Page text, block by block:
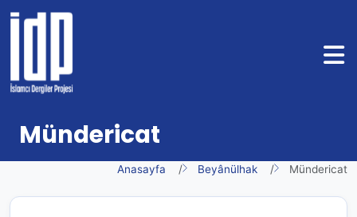
Mündericat
Anasayfa Beyânülhak Mündericat